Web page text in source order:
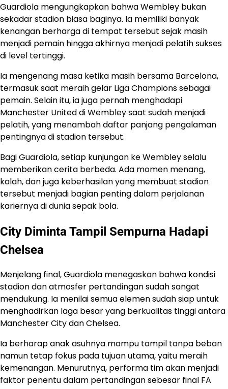
Guardiola mengungkapkan bahwa Wembley bukan
sekadar stadion biasa baginya. Ia memiliki banyak
kenangan berharga di tempat tersebut sejak masih
menjadi pemain hingga akhirnya menjadi pelatih sukses
di level tertinggi.
Ia mengenang masa ketika masih bersama Barcelona,
termasuk saat meraih gelar Liga Champions sebagai
pemain. Selain itu, ia juga pernah menghadapi
Manchester United di Wembley saat sudah menjadi
pelatih, yang menambah daftar panjang pengalaman
pentingnya di stadion tersebut.
Bagi Guardiola, setiap kunjungan ke Wembley selalu
memberikan cerita berbeda. Ada momen menang,
kalah, dan juga keberhasilan yang membuat stadion
tersebut menjadi bagian penting dalam perjalanan
kariernya di dunia sepak bola.
City Diminta Tampil Sempurna Hadapi
Chelsea
Menjelang final, Guardiola menegaskan bahwa kondisi
stadion dan atmosfer pertandingan sudah sangat
mendukung. Ia menilai semua elemen sudah siap untuk
menghadirkan laga besar yang berkualitas tinggi antara
Manchester City dan Chelsea.
Ia berharap anak asuhnya mampu tampil tanpa beban
namun tetap fokus pada tujuan utama, yaitu meraih
kemenangan. Menurutnya, performa tim akan menjadi
faktor penentu dalam pertandingan sebesar final FA